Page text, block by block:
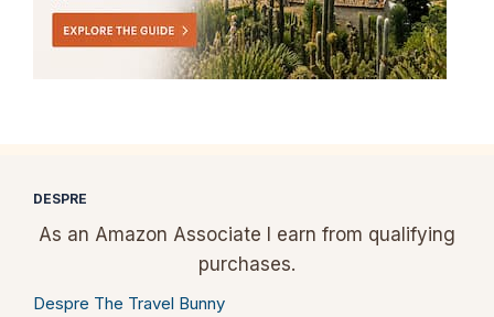
DESPRE
As an Amazon Associate I earn from qualifying
purchases.
Despre The Travel Bunny